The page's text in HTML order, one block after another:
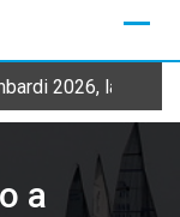
2026, la
a